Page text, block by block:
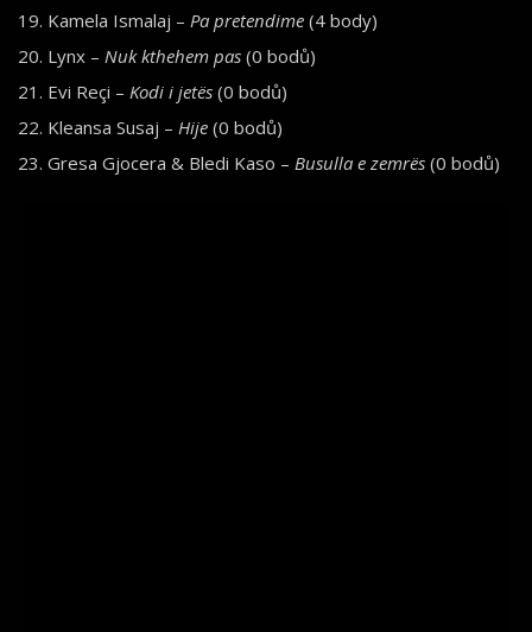
Kamela Ismalaj – Pa pretendime (4 body)
Lynx – Nuk kthehem pas (0 bodů)
Evi Reçi – Kodi i jetës (0 bodů)
Kleansa Susaj – Hije (0 bodů)
Gresa Gjocera & Bledi Kaso – Busulla e zemrës (0 bodů)